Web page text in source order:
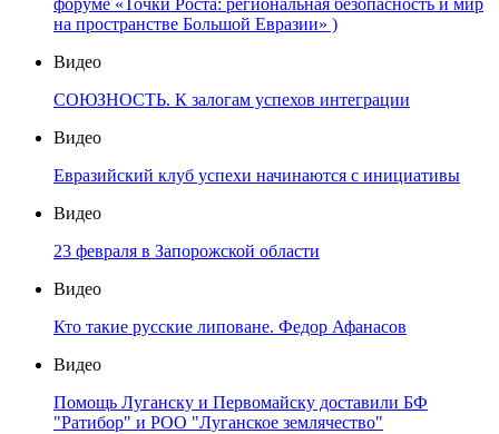
форуме «Точки Роста: региональная безопасность и мир
на пространстве Большой Евразии» )
Видео
СОЮЗНОСТЬ. К залогам успехов интеграции
Видео
Евразийский клуб успехи начинаются с инициативы
Видео
23 февраля в Запорожской области
Видео
Кто такие русские липоване. Федор Афанасов
Видео
Помощь Луганску и Первомайску доставили БФ
"Ратибор" и РОО "Луганское землячество"